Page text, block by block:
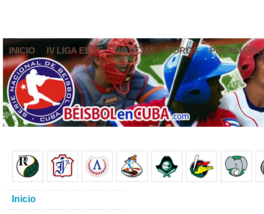
INICIO IV LIGA ELITE NOTICIAS FOROS
Inicio